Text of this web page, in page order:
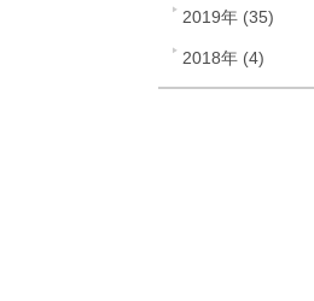
2019年 (35)
2018年 (4)